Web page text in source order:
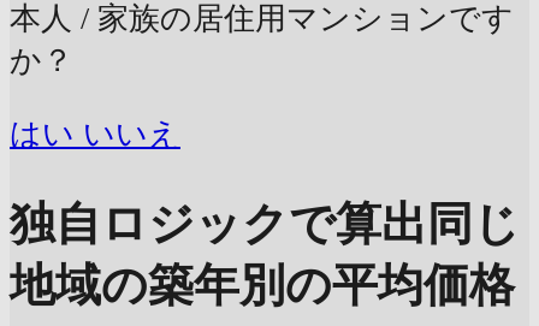
本人 / 家族の居住用マンションです
か？
はい いいえ
独自ロジックで算出 同じ
地域の築年別の平均価格